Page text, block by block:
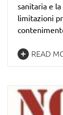
sanitaria e
limitazioni
READ